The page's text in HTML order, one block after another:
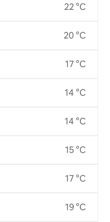
22 °C
20 °C
17 °C
14 °C
14 °C
15 °C
17 °C
19 °C